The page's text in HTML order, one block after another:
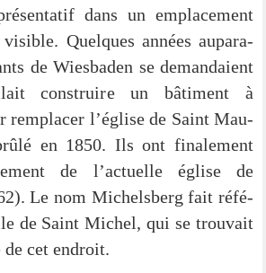
dans un empla­ce­ment
Quel­ques années aupa­ra­
de Wies­ba­den se deman­dai­ent
con­strui­re un bâti­ment à
rem­pla­cer l’église de Saint Mau­
en 1850. Ils ont fina­le­ment
de l’actuelle égli­se de
Le nom Michels­berg fait réfé­
de Saint Michel, qui se trou­vait
cet endroit.